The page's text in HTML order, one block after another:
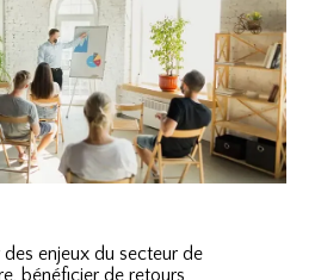
enjeux du secteur de
bénéficier de retours